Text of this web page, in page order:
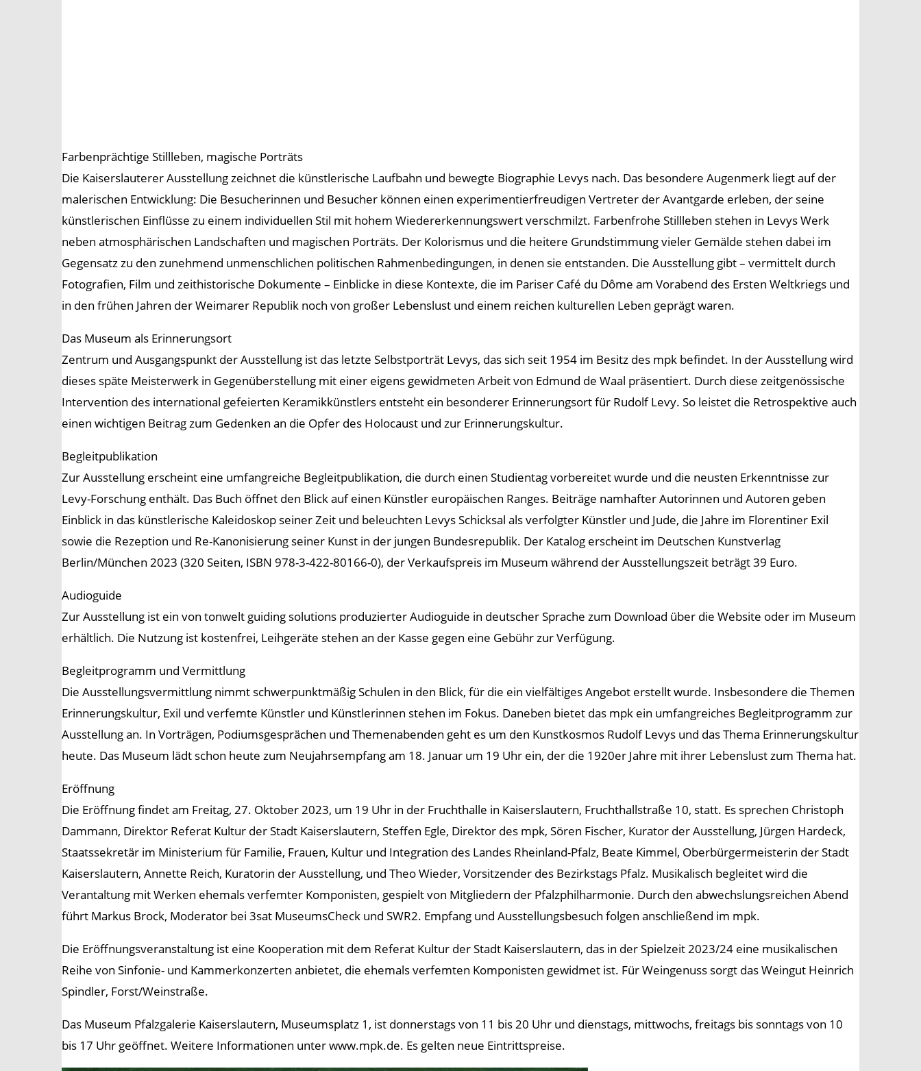
Farbenprächtige Stillleben, magische Porträts
Die Kaiserslauterer Ausstellung zeichnet die künstlerische Laufbahn und bewegte Biographie Levys nach. Das besondere Augenmerk liegt auf der
malerischen Entwicklung: Die Besucherinnen und Besucher können einen experimentierfreudigen Vertreter der Avantgarde erleben, der seine
künstlerischen Einflüsse zu einem individuellen Stil mit hohem Wiedererkennungswert verschmilzt. Farbenfrohe Stillleben stehen in Levys Werk
neben atmosphärischen Landschaften und magischen Porträts. Der Kolorismus und die heitere Grundstimmung vieler Gemälde stehen dabei im
Gegensatz zu den zunehmend unmenschlichen politischen Rahmenbedingungen, in denen sie entstanden. Die Ausstellung gibt – vermittelt durch
Fotografien, Film und zeithistorische Dokumente – Einblicke in diese Kontexte, die im Pariser Café du Dôme am Vorabend des Ersten Weltkriegs und
in den frühen Jahren der Weimarer Republik noch von großer Lebenslust und einem reichen kulturellen Leben geprägt waren.
Das Museum als Erinnerungsort
Zentrum und Ausgangspunkt der Ausstellung ist das letzte Selbstporträt Levys, das sich seit 1954 im Besitz des mpk befindet. In der Ausstellung wird
dieses späte Meisterwerk in Gegenüberstellung mit einer eigens gewidmeten Arbeit von Edmund de Waal präsentiert. Durch diese zeitgenössische
Intervention des international gefeierten Keramikkünstlers entsteht ein besonderer Erinnerungsort für Rudolf Levy. So leistet die Retrospektive auch
einen wichtigen Beitrag zum Gedenken an die Opfer des Holocaust und zur Erinnerungskultur.
Begleitpublikation
Zur Ausstellung erscheint eine umfangreiche Begleitpublikation, die durch einen Studientag vorbereitet wurde und die neusten Erkenntnisse zur
Levy-Forschung enthält. Das Buch öffnet den Blick auf einen Künstler europäischen Ranges. Beiträge namhafter Autorinnen und Autoren geben
Einblick in das künstlerische Kaleidoskop seiner Zeit und beleuchten Levys Schicksal als verfolgter Künstler und Jude, die Jahre im Florentiner Exil
sowie die Rezeption und Re-Kanonisierung seiner Kunst in der jungen Bundesrepublik. Der Katalog erscheint im Deutschen Kunstverlag
Berlin/München 2023 (320 Seiten, ISBN 978-3-422-80166-0), der Verkaufspreis im Museum während der Ausstellungszeit beträgt 39 Euro.
Audioguide
Zur Ausstellung ist ein von tonwelt guiding solutions produzierter Audioguide in deutscher Sprache zum Download über die Website oder im Museum
erhältlich. Die Nutzung ist kostenfrei, Leihgeräte stehen an der Kasse gegen eine Gebühr zur Verfügung.
Begleitprogramm und Vermittlung
Die Ausstellungsvermittlung nimmt schwerpunktmäßig Schulen in den Blick, für die ein vielfältiges Angebot erstellt wurde. Insbesondere die Themen
Erinnerungskultur, Exil und verfemte Künstler und Künstlerinnen stehen im Fokus. Daneben bietet das mpk ein umfangreiches Begleitprogramm zur
Ausstellung an. In Vorträgen, Podiumsgesprächen und Themenabenden geht es um den Kunstkosmos Rudolf Levys und das Thema Erinnerungskultur
heute. Das Museum lädt schon heute zum Neujahrsempfang am 18. Januar um 19 Uhr ein, der die 1920er Jahre mit ihrer Lebenslust zum Thema hat.
Eröffnung
Die Eröffnung findet am Freitag, 27. Oktober 2023, um 19 Uhr in der Fruchthalle in Kaiserslautern, Fruchthallstraße 10, statt. Es sprechen Christoph
Dammann, Direktor Referat Kultur der Stadt Kaiserslautern, Steffen Egle, Direktor des mpk, Sören Fischer, Kurator der Ausstellung, Jürgen Hardeck,
Staatssekretär im Ministerium für Familie, Frauen, Kultur und Integration des Landes Rheinland-Pfalz, Beate Kimmel, Oberbürgermeisterin der Stadt
Kaiserslautern, Annette Reich, Kuratorin der Ausstellung, und Theo Wieder, Vorsitzender des Bezirkstags Pfalz. Musikalisch begleitet wird die
Verantaltung mit Werken ehemals verfemter Komponisten, gespielt von Mitgliedern der Pfalzphilharmonie. Durch den abwechslungsreichen Abend
führt Markus Brock, Moderator bei 3sat MuseumsCheck und SWR2. Empfang und Ausstellungsbesuch folgen anschließend im mpk.
Die Eröffnungsveranstaltung ist eine Kooperation mit dem Referat Kultur der Stadt Kaiserslautern, das in der Spielzeit 2023/24 eine musikalischen
Reihe von Sinfonie- und Kammerkonzerten anbietet, die ehemals verfemten Komponisten gewidmet ist. Für Weingenuss sorgt das Weingut Heinrich
Spindler, Forst/Weinstraße.
Das Museum Pfalzgalerie Kaiserslautern, Museumsplatz 1, ist donnerstags von 11 bis 20 Uhr und dienstags, mittwochs, freitags bis sonntags von 10
bis 17 Uhr geöffnet. Weitere Informationen unter www.mpk.de. Es gelten neue Eintrittspreise.